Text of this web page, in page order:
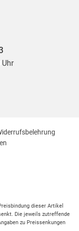
dieser Artikel
Die jeweils zutreffende
zu Preissenkungen